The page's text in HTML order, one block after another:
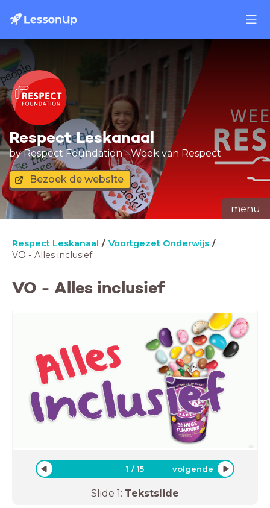
Respect Leskanaal
by Respect Foundation - Week van Respect
Bezoek de website
menu
Respect Leskanaal
Voortgezet Onderwijs
VO - Alles inclusief
VO - Alles inclusief
1 /15 volgende
Slide 1: Tekstslide